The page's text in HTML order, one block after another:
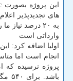
های تجدیدپذیر
وارداتی است
اولیا اضافه کرد:
انجام است اما
پروژه نرسیده